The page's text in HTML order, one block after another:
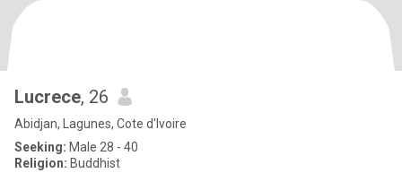
Lucrece, 26
Abidjan, Lagunes, Cote d'Ivoire
Seeking: Male 28 - 40
Religion: Buddhist